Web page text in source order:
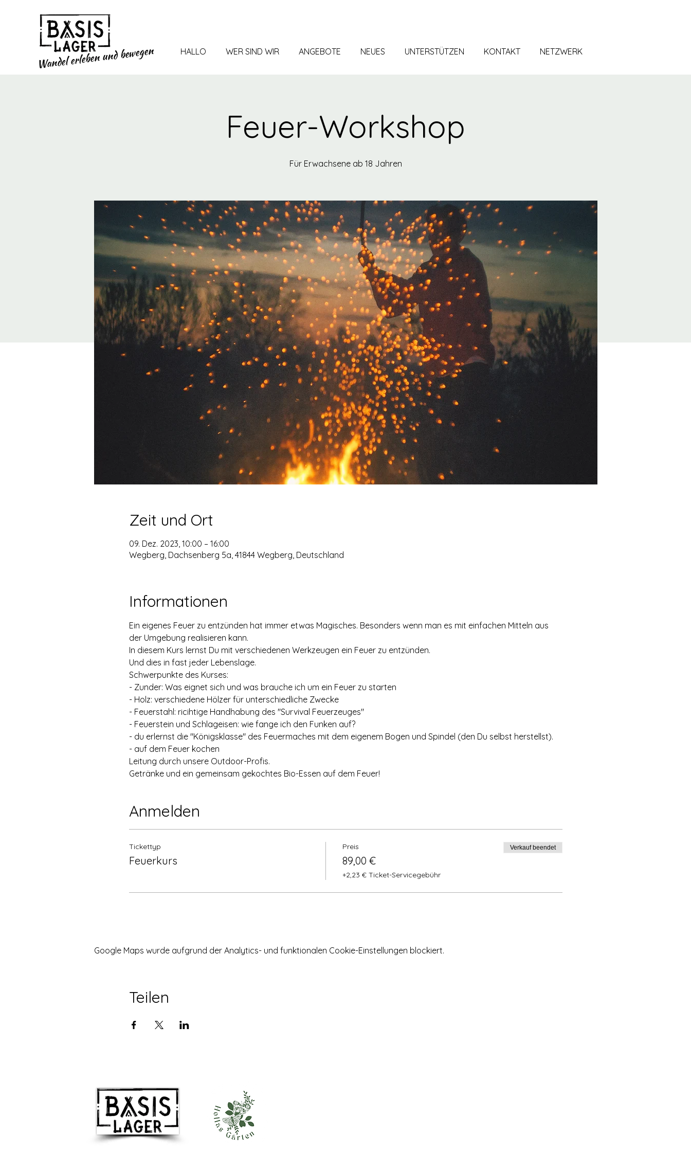
Wandel erlebenund bewegen HALLO WER SIND WIR ANGEBOTE NEUES UNTERSTÜTZEN KONTAKT NETZWERK
Feuer-Workshop
Für Erwachsene ab 18 Jahren
Zeit und Ort
09. Dez. 2023, 10:00 – 16:00
Wegberg, Dachsenberg 5a, 41844 Wegberg, Deutschland
Informationen
Ein eigenes Feuer zu entzünden hat immer etwas Magisches. Besonders wenn man es mit einfachen Mitteln aus
der Umgebung realisieren kann.
In diesem Kurs lernst Du mit verschiedenen Werkzeugen ein Feuer zu entzünden.
Und dies in fast jeder Lebenslage.
Schwerpunkte des Kurses:
- Zunder: Was eignet sich und was brauche ich um ein Feuer zu starten
- Holz: verschiedene Hölzer für unterschiedliche Zwecke
- Feuerstahl: ricihtige Handhabung des "Survival Feuerzeuges"
- Feuerstein und Schlageisen: wie fange ich den Funken auf?
- du erlernst die "Königsklasse" des Feuermaches mit dem eigenem Bogen und Spindel (den Du selbst herstellst).
- auf dem Feuer kochen
Leitung durch unsere Outdoor-Profis.
Getränke und ein gemeinsam gekochtes Bio-Essen auf dem Feuer!
Anmelden
Tickettyp
Feuerkurs
Preis
89,00 €
+2,23 € Ticket-Servicegebühr
Verkauf beendet
Google Maps wurde aufgrund der Analytics- und funktionalen Cookie-Einstellungen blockiert.
Teilen